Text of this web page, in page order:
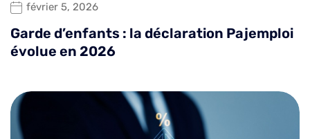
février 5, 2026
Garde d’enfants : la déclaration Pajemploi
évolue en 2026